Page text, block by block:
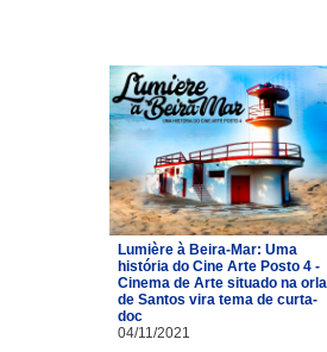
Lumière à Beira-Mar: Uma
história do Cine Arte Posto 4 -
Cinema de Arte situado na orla
de Santos vira tema de curta-
doc
04/11/2021